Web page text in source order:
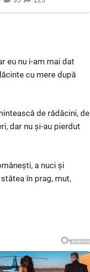
eu nu i-am mai dat
cu mere după
de rădăcini, de
dar nu și-au pierdut
a nuci și
în prag, mut,